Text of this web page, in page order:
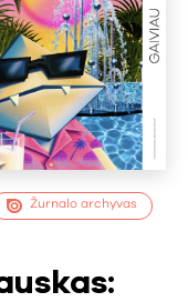
Žurnalo archyvas